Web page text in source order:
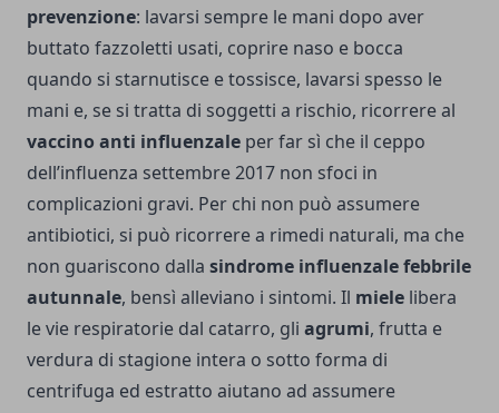
prevenzione: lavarsi sempre le mani dopo aver
buttato fazzoletti usati, coprire naso e bocca
quando si starnutisce e tossisce, lavarsi spesso le
mani e, se si tratta di soggetti a rischio, ricorrere al
vaccino anti influenzale per far sì che il ceppo
dell’influenza settembre 2017 non sfoci in
complicazioni gravi. Per chi non può assumere
antibiotici, si può ricorrere a rimedi naturali, ma che
non guariscono dalla sindrome influenzale febbrile
autunnale, bensì alleviano i sintomi. Il miele libera
le vie respiratorie dal catarro, gli agrumi, frutta e
verdura di stagione intera o sotto forma di
centrifuga ed estratto aiutano ad assumere